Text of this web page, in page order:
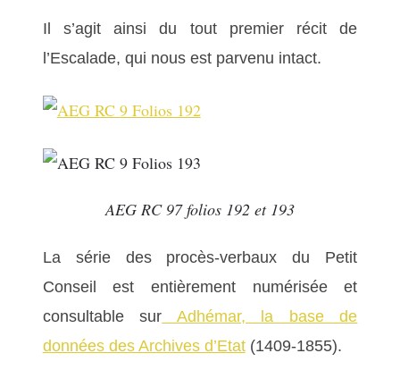
Il s’agit ainsi du tout premier récit de
l’Escalade, qui nous est parvenu intact.
AEG RC 97 folios 192 et 193
La série des procès-verbaux du Petit
Conseil est entièrement numérisée et
consultable sur Adhémar, la base de
données des Archives d’Etat(1409-1855).